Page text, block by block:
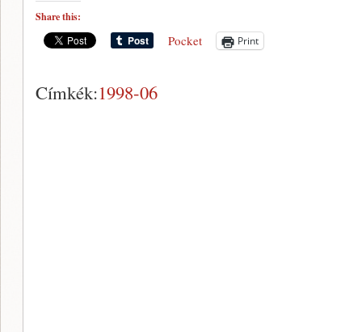
Share this:
Pocket Print
Címkék:1998-06